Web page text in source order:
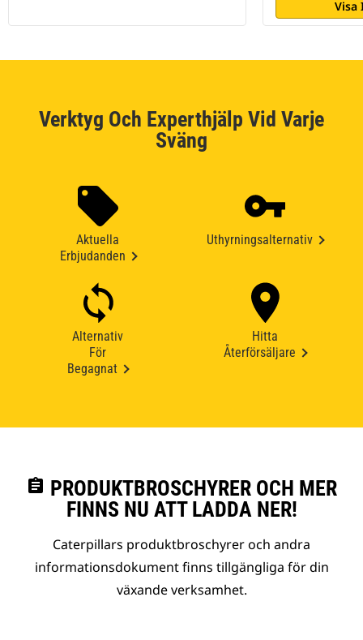
Visa
Verktyg Och Experthjälp Vid Varje
Sväng
Aktuella
Erbjudanden
Uthyrningsalternativ
Alternativ
För
Begagnat
Hitta
Återförsäljare
assignment PRODUKTBROSCHYRER OCH MER
FINNS NU ATT LADDA NER!
Caterpillars produktbroschyrer och andra
informationsdokument finns tillgängliga för din
växande verksamhet.